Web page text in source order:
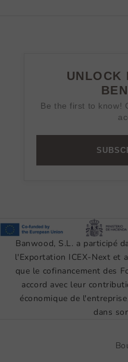
UNLOCK
Be the first to know!
Banwood, S.L. a participé
l'Exportation ICEX-Next et
que le cofinancement des
accord avec leur
économique de
dans